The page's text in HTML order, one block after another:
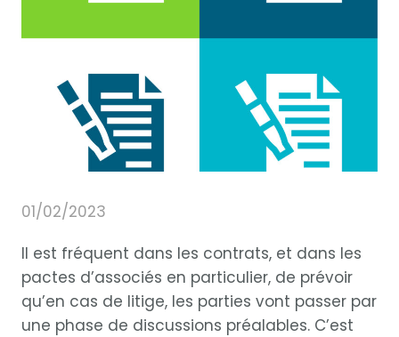
01/02/2023
Il est fréquent dans les contrats, et dans les
pactes d’associés en particulier, de prévoir
qu’en cas de litige, les parties vont passer par
une phase de discussions préalables. C’est